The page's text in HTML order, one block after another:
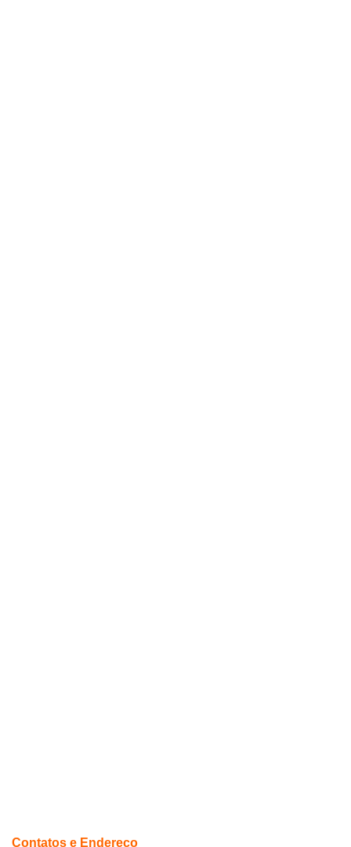
Contatos e Endereço